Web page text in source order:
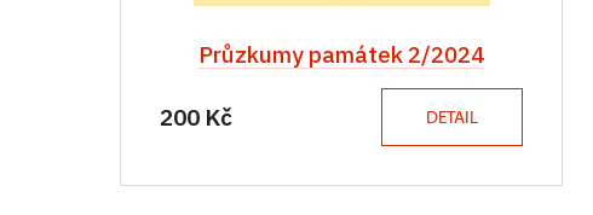
Průzkumy památek 2/2024
200 Kč DETAIL